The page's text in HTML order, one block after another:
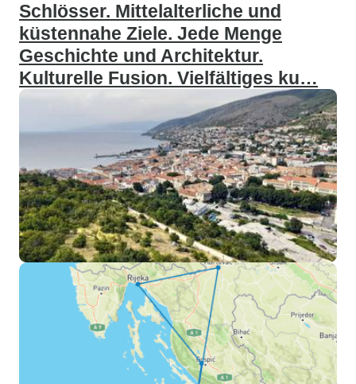
Schlösser. Mittelalterliche und
küstennahe Ziele. Jede Menge
Geschichte und Architektur.
Kulturelle Fusion. Vielfältiges ku…